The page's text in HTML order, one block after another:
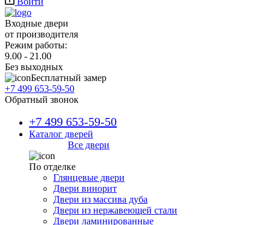
Входные двери
от производителя
Режим работы:
9.00 - 21.00
Без выходных
Бесплатный замер
+7 499 653-59-50
Обратный звонок
+7 499 653-59-50
Каталог дверей
Все двери
По отделке
Глянцевые двери
Двери винорит
Двери из массива дуба
Двери из нержавеющей стали
Двери ламинированные